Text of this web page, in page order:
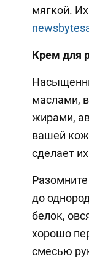
мягкой.
Крем для
маслами,
жирами,
вашей
сделает
до
белок,
хорошо
смесью